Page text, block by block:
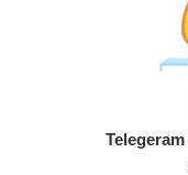
Telegeram